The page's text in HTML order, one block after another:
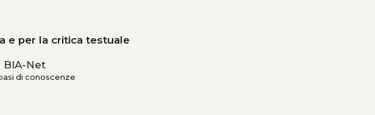
e per la critica testuale
Net
di conoscenze